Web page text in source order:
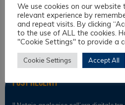
Osservatorio
Notizie
Osservatorio Scientifico
Post Recenti
We use cookies on our
relevant experience by
and repeat visits. By clicking
to the use of ALL the cookies.
"Cookie Settings" to provide a
Cookie Settings Accept All